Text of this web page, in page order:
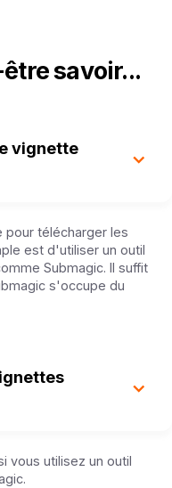
savoir...
vignette
télécharger les
est d'utiliser un outil
Submagic. Il suffit
s'occupe du
vous utilisez un outil